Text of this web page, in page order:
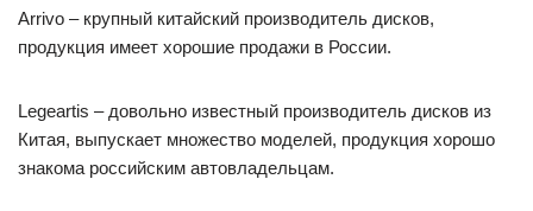
Arrivo – крупный китайский производитель дисков,
продукция имеет хорошие продажи в России.
Legeartis – довольно известный производитель дисков из
Китая, выпускает множество моделей, продукция хорошо
знакома российским автовладельцам.